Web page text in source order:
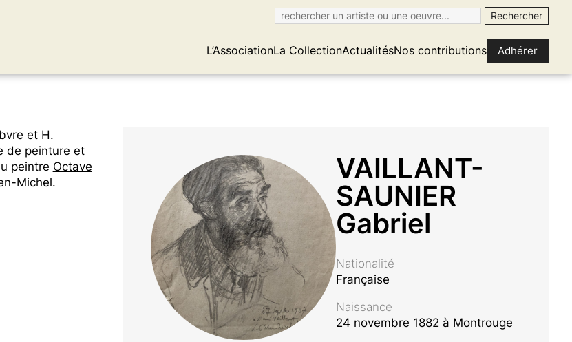
L’AssociationLa CollectionActualitésNos contributions Adhérer
et H.
de peinture et
peintre Octave
Michel.
VAILLANT-
SAUNIER
Gabriel
Nationalité
Française
Naissance
24 novembre 1882 à Montrouge